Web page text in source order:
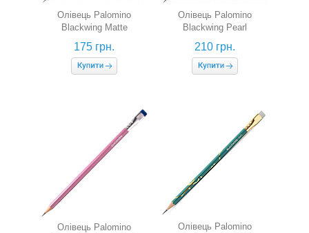
Олівець Palomino
Blackwing Matte
175 грн.
Олівець Palomino
Blackwing Pearl
210 грн.
Олівець Palomino
Олівець Palomino